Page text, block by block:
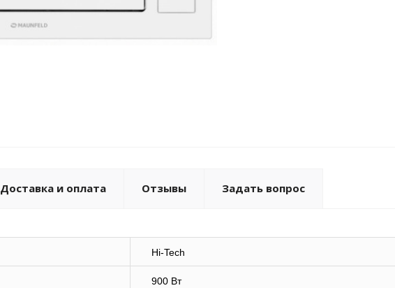
Доставка и оплата Отзывы Задать вопрос
Hi-Tech
900 Вт